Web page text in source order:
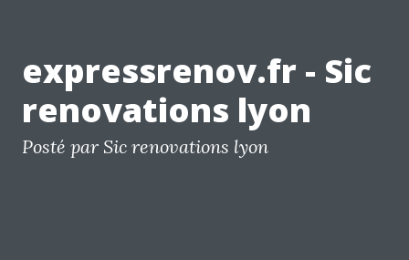
expressrenov.fr - Sic
renovations lyon
Posté par Sic renovations lyon